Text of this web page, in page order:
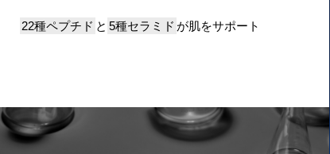
22種ペプチド と 5種セラミド が肌をサポート